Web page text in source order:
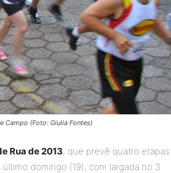
Campo (Foto: Giulia Fontes)
Rua de 2013, que prevê quatro etapas
domingo (19), com largada no 3